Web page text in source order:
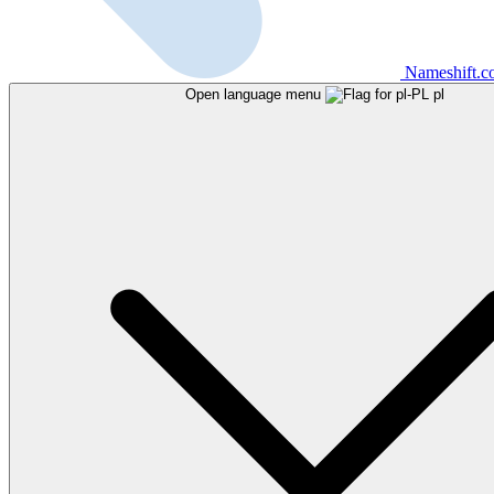
Open language menu pl